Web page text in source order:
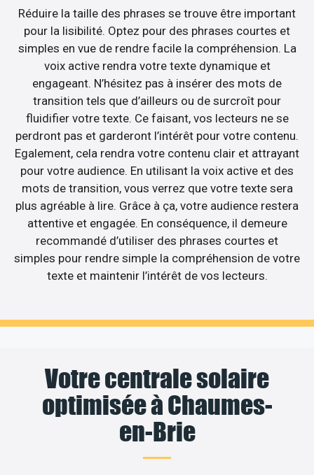
Réduire la taille des phrases se trouve être important
pour la lisibilité. Optez pour des phrases courtes et
simples en vue de rendre facile la compréhension. La
voix active rendra votre texte dynamique et
engageant. N’hésitez pas à insérer des mots de
transition tels que d’ailleurs ou de surcroît pour
fluidifier votre texte. Ce faisant, vos lecteurs ne se
perdront pas et garderont l’intérêt pour votre contenu.
Egalement, cela rendra votre contenu clair et attrayant
pour votre audience. En utilisant la voix active et des
mots de transition, vous verrez que votre texte sera
plus agréable à lire. Grâce à ça, votre audience restera
attentive et engagée. En conséquence, il demeure
recommandé d’utiliser des phrases courtes et
simples pour rendre simple la compréhension de votre
texte et maintenir l’intérêt de vos lecteurs.
Votre centrale solaire
optimisée à Chaumes-
en-Brie